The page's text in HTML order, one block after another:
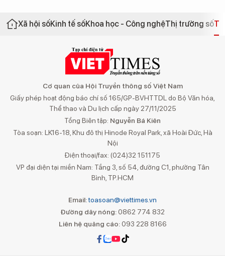
Xã hội sốKinh tế sốKhoa học - Công nghệThị trường số
Cơ quan của Hội Truyền thông số Việt Nam
Giấy phép hoạt động báo chí số 165/GP-BVHTTDL do Bộ Văn hóa,
Thể thao và Du lịch cấp ngày 27/11/2025
Tổng Biên tập: Nguyễn Bá Kiên
Tòa soạn: LK16-18, Khu đô thị Hinode Royal Park, xã Hoài Đức, Hà
Nội
Điện thoại/fax: (024)32 151175
VP đại diện tại miền Nam: Tầng 3, số 54, đường C1, phường Tân
Bình, TP.HCM
Email:toasoan@viettimes.vn
Đường dây nóng: 0862 774 832
Liên hệ quảng cáo:093 228 8166